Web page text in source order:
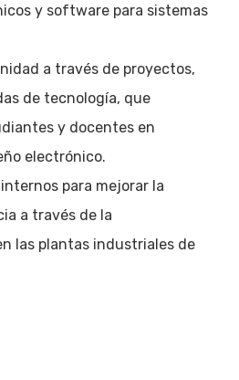
y software para sistemas
a través de proyectos,
de tecnología, que
y docentes en
electrónico.
para mejorar la
a través de la
las plantas industriales de